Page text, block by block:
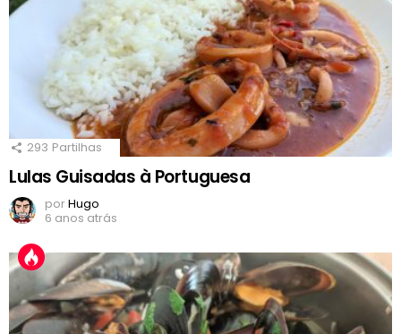
293 Partilhas
Lulas Guisadas à Portuguesa
porHugo
6 anos atrás